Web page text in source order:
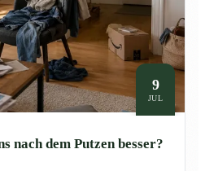
9
JUL
nach dem Putzen besser?